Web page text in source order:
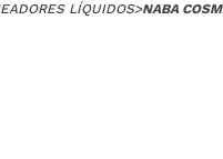
LÍQUIDOS>NABA